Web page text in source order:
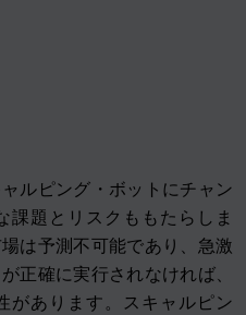
ルピング・ボットにチャン
課題とリスクももたらしま
は予測不可能であり、急激
正確に実行されなければ、
があります。スキャルピン